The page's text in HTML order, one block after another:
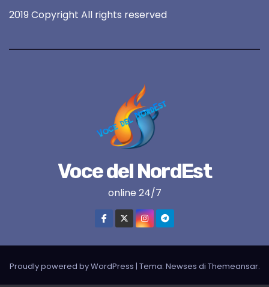
2019 Copyright All rights reserved
Voce del NordEst
online 24/7
Proudly powered by WordPress | Tema: Newses di Themeansar.